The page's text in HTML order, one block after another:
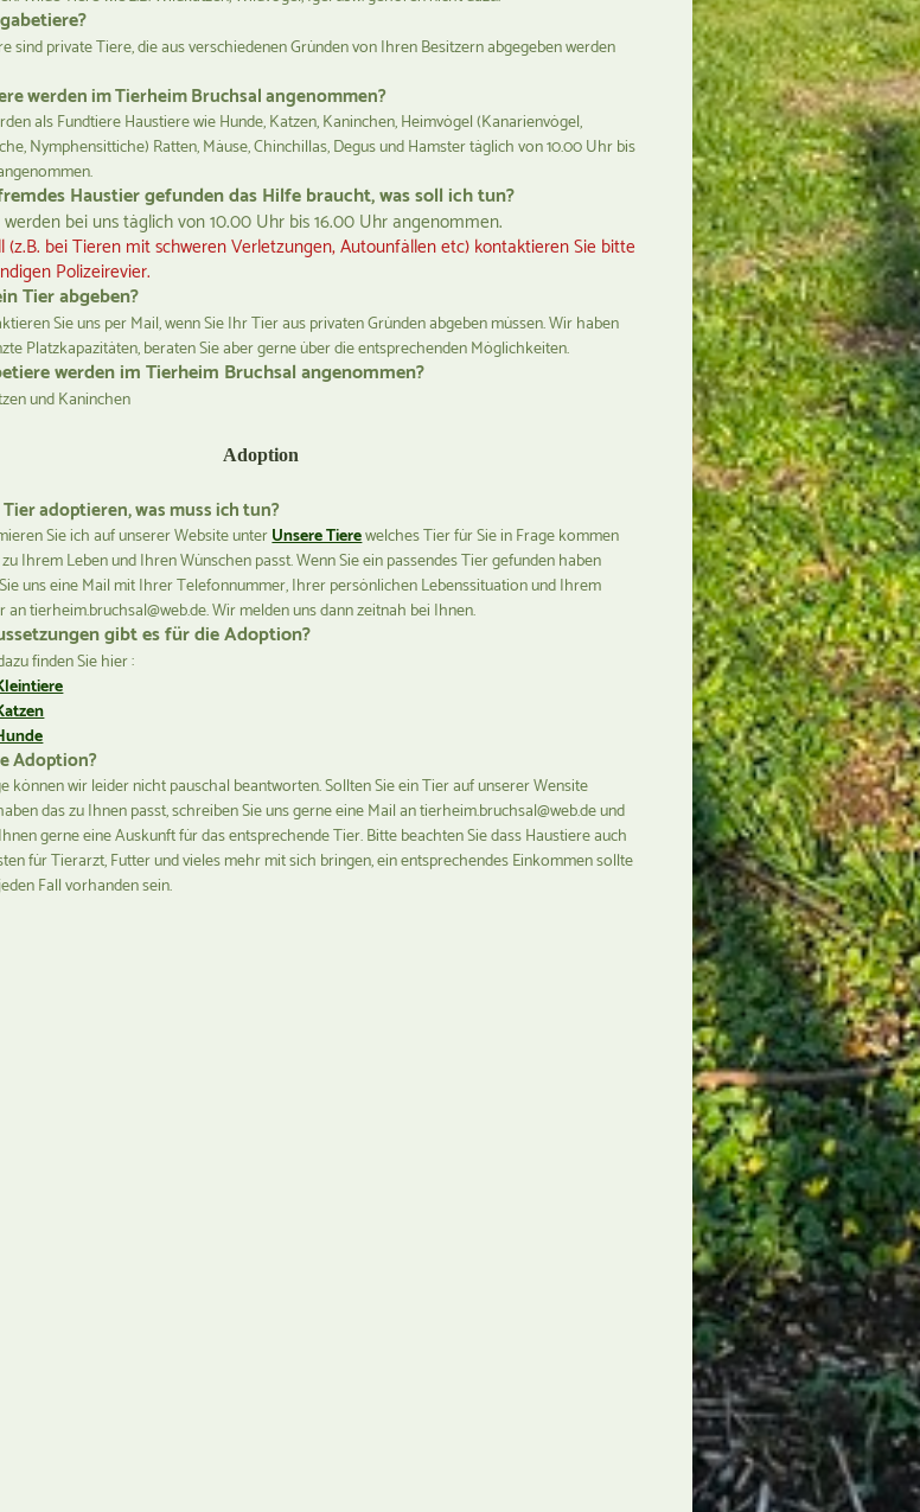
sind private Tiere, die aus verschiedenen Gründen von Ihren Besitzern abgegeben werden
werden im Tierheim Bruchsal angenommen?
als Fundtiere Haustiere wie Hunde, Katzen, Kaninchen, Heimvögel (Kanarienvögel,
Nymphensittiche) Ratten, Mäuse, Chinchillas, Degus und Hamster täglich von 10.00 Uhr bis
Haustier gefunden das Hilfe braucht, was soll ich tun?
bei uns täglich von 10.00 Uhr bis 16.00 Uhr angenommen.
(z.B. bei Tieren mit schweren Verletzungen, Autounfällen etc) kontaktieren Sie bitte
Polizeirevier.
Tier abgeben?
Sie uns per Mail, wenn Sie Ihr Tier aus privaten Gründen abgeben müssen. Wir haben
Platzkapazitäten, beraten Sie aber gerne über die entsprechenden Möglichkeiten.
werden im Tierheim Bruchsal angenommen?
und Kaninchen
Adoption
adoptieren, was muss ich tun?
Sie ich auf unserer Website unterUnsere Tierewelches Tier für Sie in Frage kommen
Ihrem Leben und Ihren Wünschen passt. Wenn Sie ein passendes Tier gefunden haben
uns eine Mail mit Ihrer Telefonnummer, Ihrer persönlichen Lebenssituation und Ihrem
an tierheim.bruchsal@web.de. Wir melden uns dann zeitnah bei Ihnen.
gibt es für die Adoption?
finden Sie hier :
Adoption?
können wir leider nicht pauschal beantworten. Sollten Sie ein Tier auf unserer Wensite
das zu Ihnen passt, schreiben Sie uns gerne eine Mail an tierheim.bruchsal@web.de und
gerne eine Auskunft für das entsprechende Tier. Bitte beachten Sie dass Haustiere auch
für Tierarzt, Futter und vieles mehr mit sich bringen, ein entsprechendes Einkommen sollte
Fall vorhanden sein.